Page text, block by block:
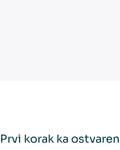
Prvi korak ka